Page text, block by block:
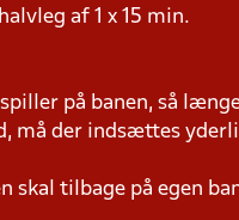
af 1 x 15 min.
på banen, så
må der indsættes
skal tilbage på egen